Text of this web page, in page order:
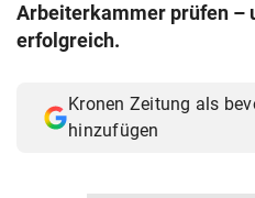
Arbeiterkammer prüfen –
erfolgreich.
Kronen Zeitung als
hinzufügen